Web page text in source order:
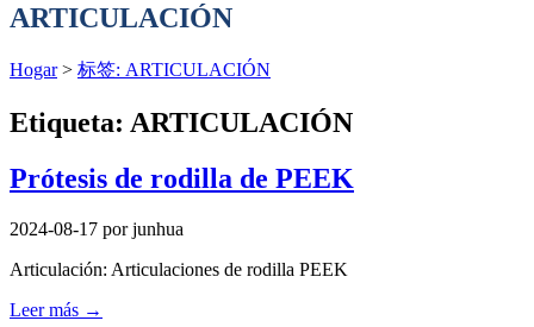
ARTICULACIÓN
Hogar> 标签: ARTICULACIÓN
Etiqueta: ARTICULACIÓN
Prótesis de rodilla de PEEK
2024-08-17 por junhua
Articulación: Articulaciones de rodilla PEEK
Leer más →